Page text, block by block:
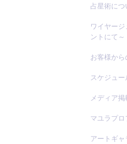
占星術につ
ワイヤー
ントにて～
お客様から
スケジュー
メディア掲
マユラプ
アートギャ